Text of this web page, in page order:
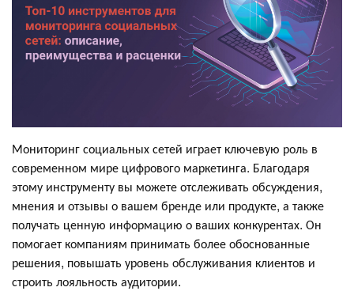
Мониторинг социальных сетей играет ключевую роль в
современном мире цифрового маркетинга. Благодаря
этому инструменту вы можете отслеживать обсуждения,
мнения и отзывы о вашем бренде или продукте, а также
получать ценную информацию о ваших конкурентах. Он
помогает компаниям принимать более обоснованные
решения, повышать уровень обслуживания клиентов и
строить лояльность аудитории.